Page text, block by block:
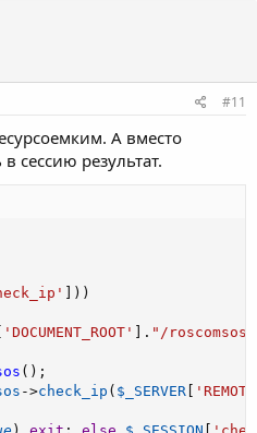
#11
А вместо
сессию результат.
) )
'DOCUMENT_ROOT' . "/
( ) ;
->check_ip ( $_SERVER